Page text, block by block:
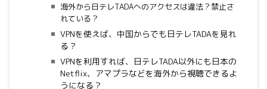
海外から日テレTADAへのアクセスは違法？禁止さ
れている？
VPNを使えば、中国からでも日テレTADAを見れ
る？
VPNを利用すれば、日テレTADA以外にも日本の
Netflix、アマプラなどを海外から視聴できるよ
うになる？